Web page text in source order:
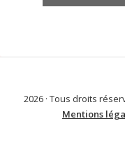
2026 · Tous droits
Mentions